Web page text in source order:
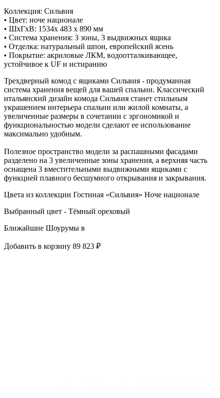
Коллекция: Сильвия
• Цвет: ноче национале
• ШxГхВ: 1534х 483 х 890 мм
• Система хранения: 3 зоны, 3 выдвижных ящика
• Отделка: натуральный шпон, европейский ясень
• Покрытие: акриловые ЛКМ, водоотталкивающее,
устойчивое к UF и истиранию
Трехдверный комод с ящиками Сильвия - продуманная
система хранения вещей для вашей спальни. Классический
итальянский дизайн комода Сильвия станет стильным
украшением интерьера спальни или жилой комнаты, а
увеличенные размеры в сочетании с эргономикой и
функциональностью модели сделают ее использование
максимально удобным.
Полезное пространство модели за распашными фасадами
разделено на 3 увеличенные зоны хранения, а верхняя часть
оснащена 3 вместительными выдвижными ящиками с
функцией плавного бесшумного открывания и закрывания.
Цвета из коллекции Гостиная «Сильвия» Ноче национале
Выбранный цвет - Тёмный ореховый
Ближайшие Шоурумы в
Добавить в корзину 89 823 ₽